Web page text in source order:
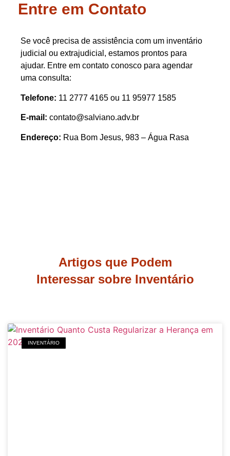
Entre em Contato
Se você precisa de assistência com um inventário
judicial ou extrajudicial, estamos prontos para
ajudar. Entre em contato conosco para agendar
uma consulta:
Telefone: 11 2777 4165 ou 11 95977 1585
E-mail: contato@salviano.adv.br
Endereço: Rua Bom Jesus, 983 – Água Rasa
Artigos que Podem
Interessar sobre Inventário
INVENTÁRIO